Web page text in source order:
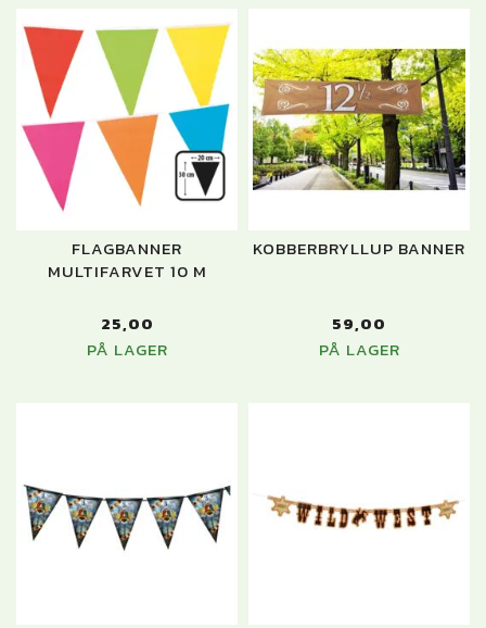
FLAGBANNER
MULTIFARVET 10 M
25,00
PÅ LAGER
KOBBERBRYLLUP BANNER
59,00
PÅ LAGER